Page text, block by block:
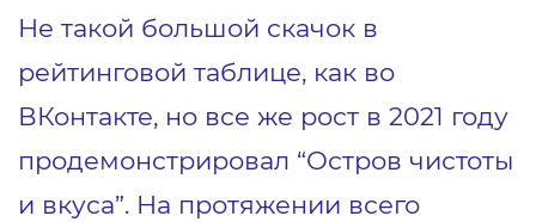
Не такой большой скачок в
рейтинговой таблице, как во
ВКонтакте, но все же рост в 2021 году
продемонстрировал “Остров чистоты
и вкуса”. На протяжении всего